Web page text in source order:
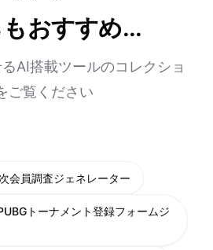
おすすめ...
AI搭載ツールのコレクショ
ご覧ください
会員調査ジェネレーター
トーナメント登録フォームジ